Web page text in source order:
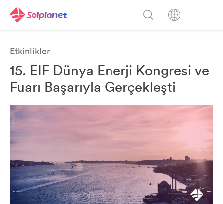
Etkinlikler
15. EIF Dünya Enerji Kongresi ve
Fuarı Başarıyla Gerçekleşti